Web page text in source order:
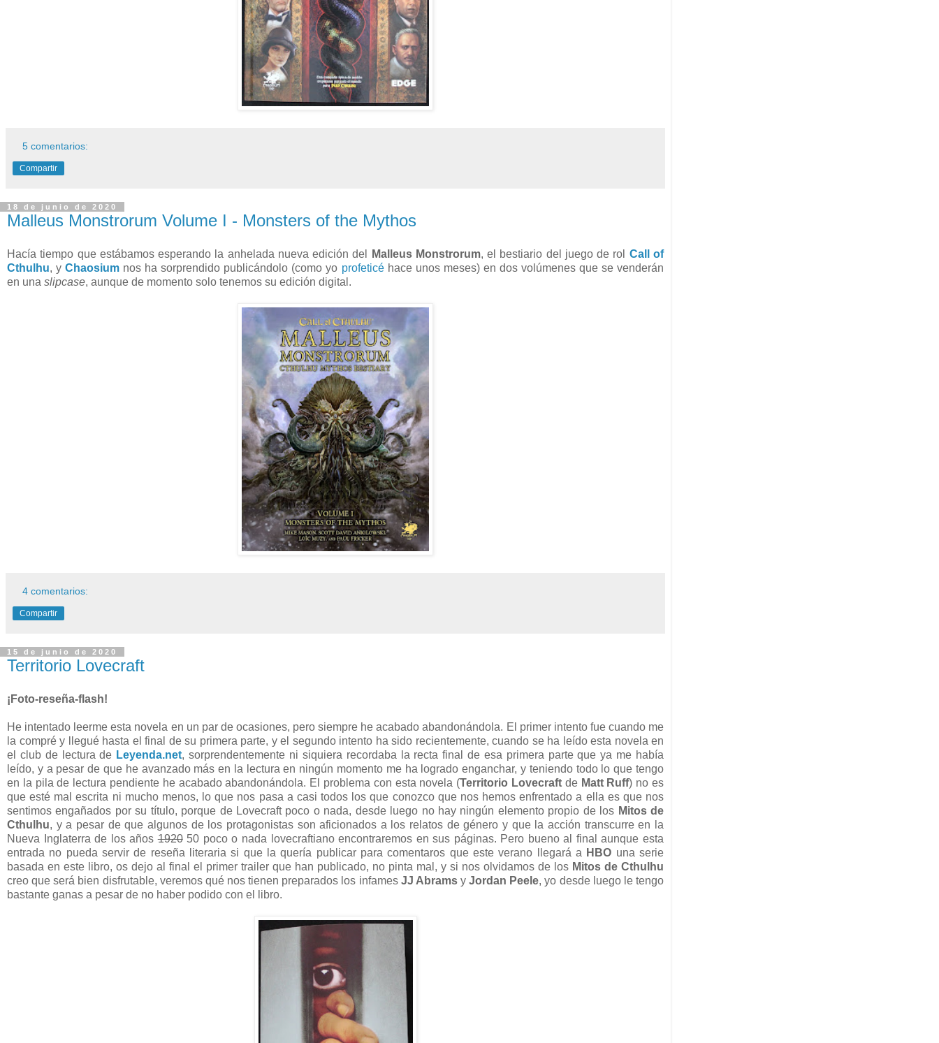
5 comentarios:
Compartir
18 de junio de 2020
Malleus Monstrorum Volume I - Monsters of the Mythos
Hacía tiempo que estábamos esperando la anhelada nueva edición del Malleus Monstrorum, el bestiario del juego de rol Call of
Cthulhu, yChaosium nos ha sorprendido publicándolo (como yo profeticéhace unos meses) en dos volúmenes que se venderán
en una slipcase, aunque de momento solo tenemos su edición digital.
4 comentarios:
Compartir
15 de junio de 2020
Territorio Lovecraft
¡Foto-reseña-flash!
He intentado leerme esta novela en un par de ocasiones, pero siempre he acabado abandonándola. El primer intento fue cuando me
la compré y llegué hasta el final de su primera parte, y el segundo intento ha sido recientemente, cuando se ha leído esta novela en
el club de lectura de Leyenda.net, sorprendentemente ni siquiera recordaba la recta final de esa primera parte que ya me había
leído, y a pesar de que he avanzado más en la lectura en ningún momento me ha logrado enganchar, y teniendo todo lo que tengo
en la pila de lectura pendiente he acabado abandonándola. El problema con esta novela (Territorio Lovecraft de Matt Ruff) no es
que esté mal escrita ni mucho menos, lo que nos pasa a casi todos los que conozco que nos hemos enfrentado a ella es que nos
sentimos engañados por su título, porque de Lovecraft poco o nada, desde luego no hay ningún elemento propio de los Mitos de
Cthulhu, y a pesar de que algunos de los protagonistas son aficionados a los relatos de género y que la acción transcurre en la
Nueva Inglaterra de los años192050 poco o nada lovecraftiano encontraremos en sus páginas. Pero bueno al final aunque esta
entrada no pueda servir de reseña literaria si que la quería publicar para comentaros que este verano llegará a HBO una serie
basada en este libro, os dejo al final el primer trailer que han publicado, no pinta mal, y si nos olvidamos de los Mitos de Cthulhu
creo que será bien disfrutable, veremos qué nos tienen preparados los infames JJ AbramsyJordan Peele, yo desde luego le tengo
bastante ganas a pesar de no haber podido con el libro.